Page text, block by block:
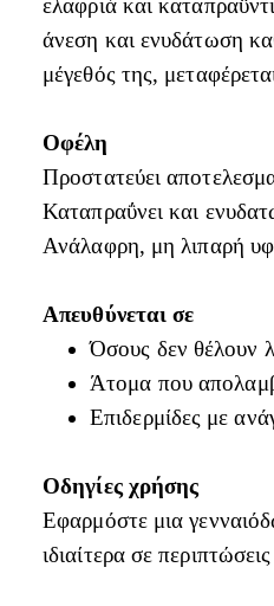
άνεση και ενυδάτωση
μέγεθός της,
Οφέλη
Προστατεύει
Καταπραΰνει και
Ανάλαφρη, μη λιπαρή
Απευθύνεται σε
Όσους δεν θέλουν
Άτομα που
Επιδερμίδες με
Οδηγίες χρήσης
Εφαρμόστε μια
ιδιαίτερα σε